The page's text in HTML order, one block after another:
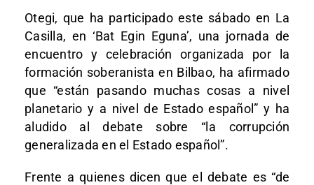
Otegi, que ha participado este sábado en La
Casilla, en ‘Bat Egin Eguna’, una jornada de
encuentro y celebración organizada por la
formación soberanista en Bilbao, ha afirmado
que “están pasando muchas cosas a nivel
planetario y a nivel de Estado español” y ha
aludido al debate sobre “la corrupción
generalizada en el Estado español”.
Frente a quienes dicen que el debate es “de